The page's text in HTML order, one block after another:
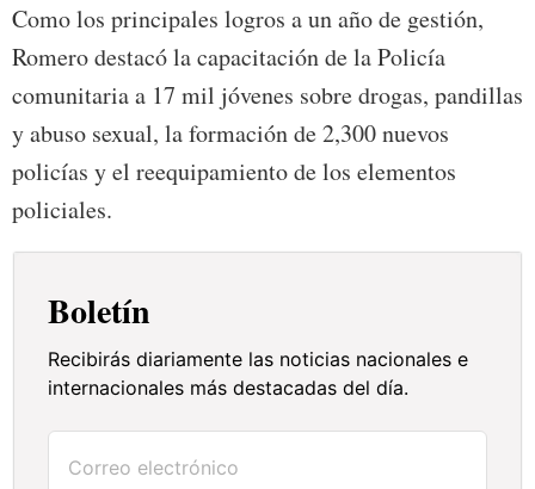
Como los principales logros a un año de gestión,
Romero destacó la capacitación de la Policía
comunitaria a 17 mil jóvenes sobre drogas, pandillas
y abuso sexual, la formación de 2,300 nuevos
policías y el reequipamiento de los elementos
policiales.
Boletín
Recibirás diariamente las noticias nacionales e
internacionales más destacadas del día.